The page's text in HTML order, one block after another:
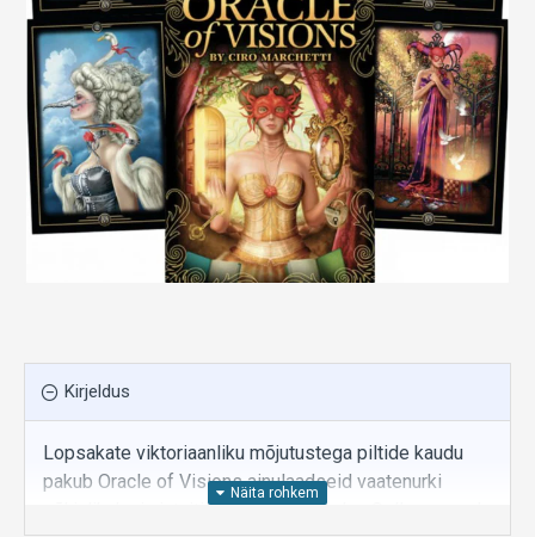
Kirjeldus
Lopsakate viktoriaanliku mõjutustega piltide kaudu
pakub Oracle of Visions ainulaadseid vaatenurki
põhjalikuks ja intuitiivseks lugemiseks. Selle asemel,